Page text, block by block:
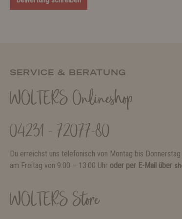
SERVICE & BERATUNG
WOLTERS Onlineshop
04231 - 72077-80
Du erreichst uns telefonisch von Montag bis
am Freitag von 9:00 – 13:00 Uhr oder per E-Mail über
WOLTERS Store